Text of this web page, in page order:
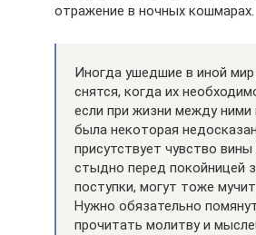
отражение в ночных кошмарах.
Иногда ушедшие в иной мир
снятся, когда их
если при жизни между ними
была некоторая
присутствует чувство вины
стыдно перед покойницей
поступки, могут тоже
Нужно обязательно
прочитать молитву и